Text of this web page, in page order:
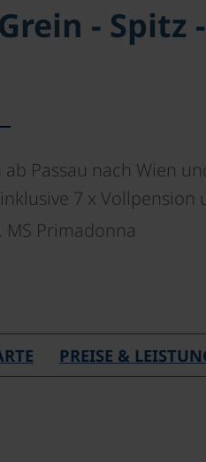
- Spitz -
Passau nach Wien
7 x Vollpension
MS Primadonna
PREISE &